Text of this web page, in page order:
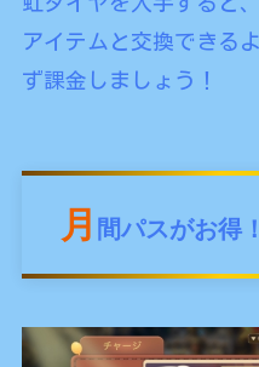
アイテムと交換できる
ず課金しましょう！
月 間パスがお得！